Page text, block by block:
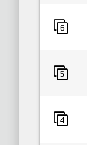
6
5
4